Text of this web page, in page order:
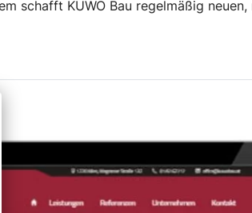
schafft KUWO Bau regelmäßig